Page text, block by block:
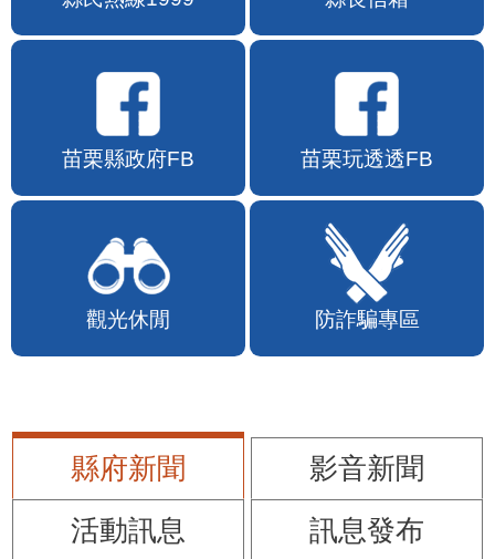
苗栗縣政府FB 苗栗玩透透FB
觀光休閒 防詐騙專區
縣府新聞
影音新聞
活動訊息
訊息發布